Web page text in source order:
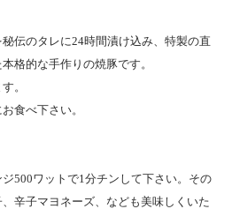
伝のタレに24時間漬け込み、特製の直
格的な手作りの焼豚です。
。
食べ下さい。
500ワットで1分チンして下さい。その
辛子マヨネーズ、なども美味しくいた